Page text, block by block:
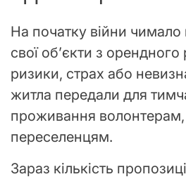
На початку війни чимало
свої об’єкти з
ризики, страх або
житла передали для
проживання волонтерам,
переселенцям.
Зараз кількість